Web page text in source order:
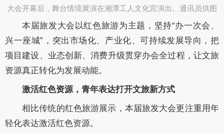
大会开幕后，舞台情境展演在湘潭工人文化宫演出。通讯员供图​
本届旅发大会以红色旅游为主题，坚持“办一次会、
兴一座城”，突出市场化、产业化、可持续发展导向，把
项目建设、业态创新、消费升级贯穿办会全过程，让文旅
资源真正转化为发展动能。
激活红色资源，青年表达打开文旅新方式
相比传统的红色旅游展示，本届旅发大会更注重用年
轻化表达激活红色资源。